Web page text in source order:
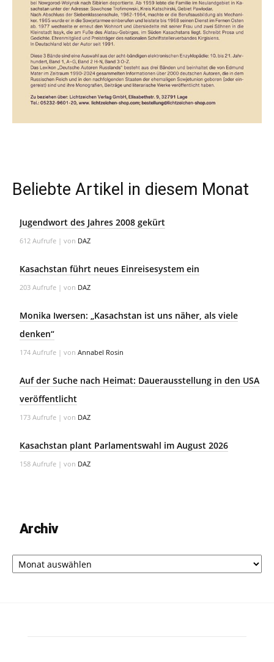
Beliebte Artikel in diesem Monat
Jugendwort des Jahres 2008 gekürt
612 Aufrufe | von DAZ
Kasachstan führt neues Einreisesystem ein
203 Aufrufe | von DAZ
Monika Iwersen: „Kasachstan ist uns näher, als viele
denken“
174 Aufrufe | von Annabel Rosin
Auf der Suche nach Heimat: Dauerausstellung in den USA
veröffentlicht
173 Aufrufe | von DAZ
Kasachstan plant Parlamentswahl im August 2026
158 Aufrufe | von DAZ
Archiv
Archiv